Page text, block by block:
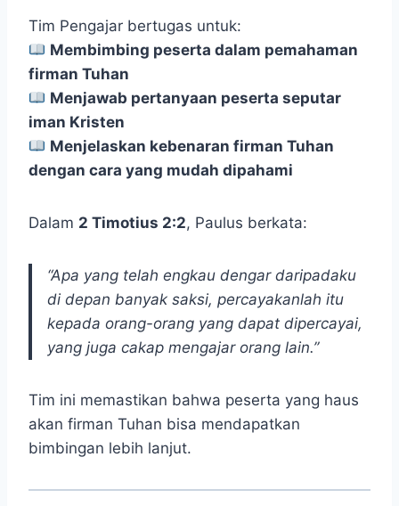
Tim Pengajar bertugas untuk:
Membimbing peserta dalam pemahaman
firman Tuhan
Menjawab pertanyaan peserta seputar
iman Kristen
Menjelaskan kebenaran firman Tuhan
dengan cara yang mudah dipahami
Dalam 2 Timotius 2:2, Paulus berkata:
“Apa yang telah engkau dengar daripadaku
di depan banyak saksi, percayakanlah itu
kepada orang-orang yang dapat dipercayai,
yang juga cakap mengajar orang lain.”
Tim ini memastikan bahwa peserta yang haus
akan firman Tuhan bisa mendapatkan
bimbingan lebih lanjut.